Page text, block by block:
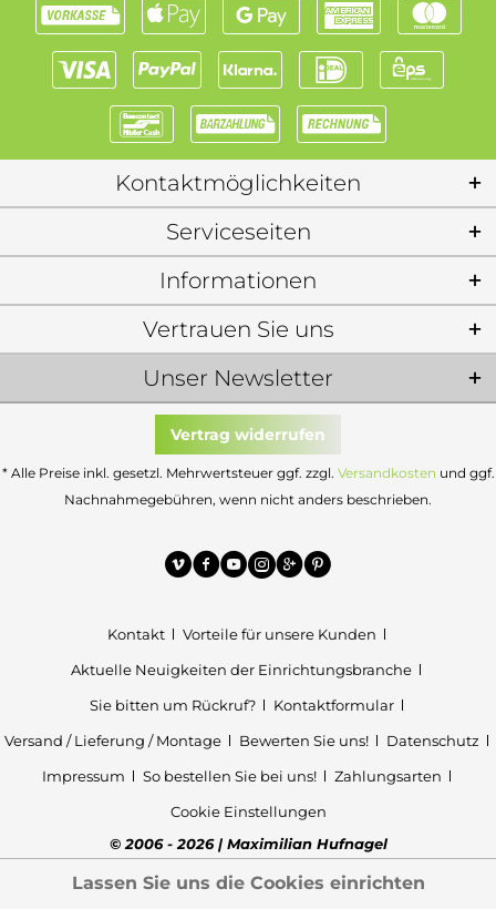
Kontaktmöglichkeiten
Serviceseiten
Informationen
Unser Newsletter
Vertrauen Sie uns
Vertrag widerrufen
* Alle Preise inkl. gesetzl. Mehrwertsteuer ggf. zzgl. Versandkosten und ggf.
Nachnahmegebühren, wenn nicht anders beschrieben.
Kontakt
Vorteile für unsere Kunden
Aktuelle Neuigkeiten der Einrichtungsbranche
Sie bitten um Rückruf?
Kontaktformular
Versand / Lieferung / Montage
Bewerten Sie uns!
Datenschutz
Impressum
So bestellen Sie bei uns!
Zahlungsarten
Cookie Einstellungen
© 2006 - 2026 | Maximilian Hufnagel
Lassen Sie uns die Cookies einrichten